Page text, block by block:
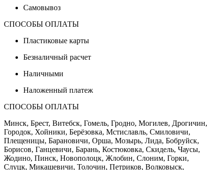
Самовывоз
СПОСОБЫ ОПЛАТЫ
Пластиковые карты
Безналичный расчет
Наличными
Наложенный платеж
СПОСОБЫ ОПЛАТЫ
Минск, Брест, Витебск, Гомель, Гродно, Могилев, Дрогичин,
Городок, Хойники, Берёзовка, Мстиславль, Смиловичи,
Плещеницы, Барановичи, Орша, Мозырь, Лида, Бобруйск,
Борисов, Ганцевичи, Барань, Костюковка, Скидель, Чаусы,
Жодино, Пинск, Новополоцк, Жлобин, Слоним, Горки,
Слуцк, Микашевичи, Толочин, Петриков, Волковыск,